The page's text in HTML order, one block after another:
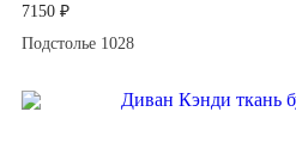
7150 ₽
Подстолье 1028